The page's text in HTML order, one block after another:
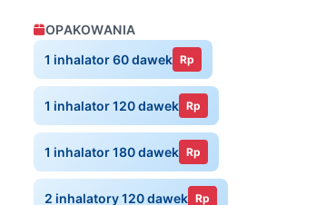
OPAKOWANIA
1 inhalator 60 dawek Rp
1 inhalator 120 dawek Rp
1 inhalator 180 dawek Rp
2 inhalatory 120 dawek Rp